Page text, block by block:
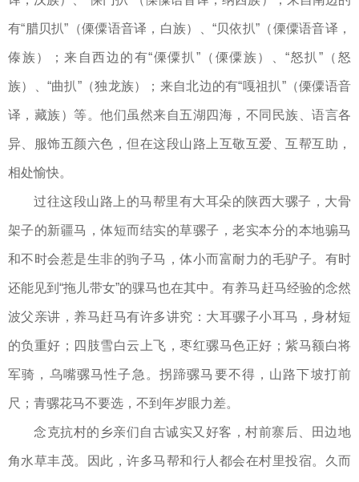
有“腊贝扒”（傈僳语音译，白族）、“贝依扒”（傈僳语音译，
傣族）；来自西边的有“傈僳扒”（傈僳族）、“怒扒”（怒
族）、“曲扒”（独龙族）；来自北边的有“嘎祖扒”（傈僳语音
译，藏族）等。他们虽然来自五湖四海，不同民族、语言各
异、服饰五颜六色，但在这段山路上互敬互爱、互帮互助，
相处愉快。
过往这段山路上的马帮里有大耳朵的陕西大骡子，大骨
架子的新疆马，体短而结实的草骡子，老实本分的本地骟马
和不时会惹是生非的驹子马，体小而富耐力的毛驴子。有时
还能见到“拖儿带女”的骒马也在其中。有养马赶马经验的念然
波父亲讲，养马赶马有许多讲究：大耳骡子小耳马，身材短
的负重好；四肢雪白云上飞，枣红骡马色正好；紫马额白将
军骑，乌嘴骡马性子急。拐蹄骡马要不得，山路下坡打前
尺；青骡花马不要选，不到年岁眼力差。
念克抗村的乡亲们自古诚实又好客，村前寨后、田边地
角水草丰茂。因此，许多马帮和行人都会在村里投宿。久而